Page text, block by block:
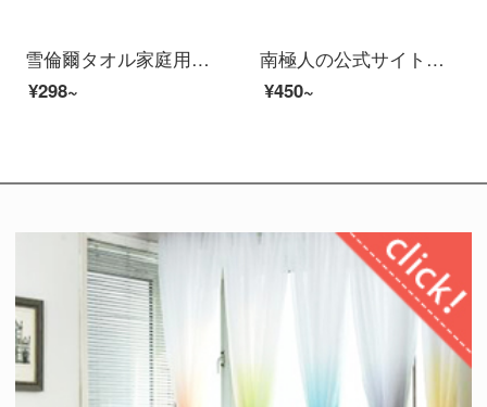
雪倫爾タオル家庭用紡績A類純綿子供タオル柔軟吸水洗顔タオル3条白/粉/紫33 cm萌えシリーズ：白米+空色+緑の3つの服
¥298~
南極人の公式サイトでは、新しい子供用タオルの綿のガーゼの顔を洗って、赤ちゃん用タオルの柔軟な吸水性家庭用新生児用のベビー風呂用のウサギの4つのセットがあります。
¥450~